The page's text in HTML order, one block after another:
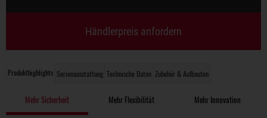
Produkthighlights Serienausstattung Technische Daten Zubehör & Aufbauten
Mehr Sicherheit Mehr Flexibilität Mehr Innovation
Händlerpreis anfordern